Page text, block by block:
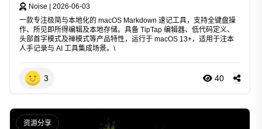
Noise | 2026-06-03
一款专注极简与本地化的 macOS Markdown 速记工具，支持全键盘操
作、所见即所得编辑及本地存储。具备 TipTap 编辑器、低代码定义、
头部首字模式及禅模式等产品特性，运行于 macOS 13+，适用于注本
人手记录与 AI 工具集成场景。\
3 40
资源分享